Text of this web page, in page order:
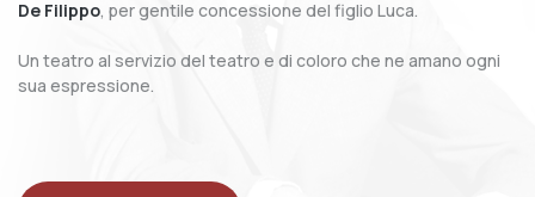
De Filippo, per gentile concessione del figlio Luca.
Un teatro al servizio del teatro e di coloro che ne amano ogni
sua espressione.